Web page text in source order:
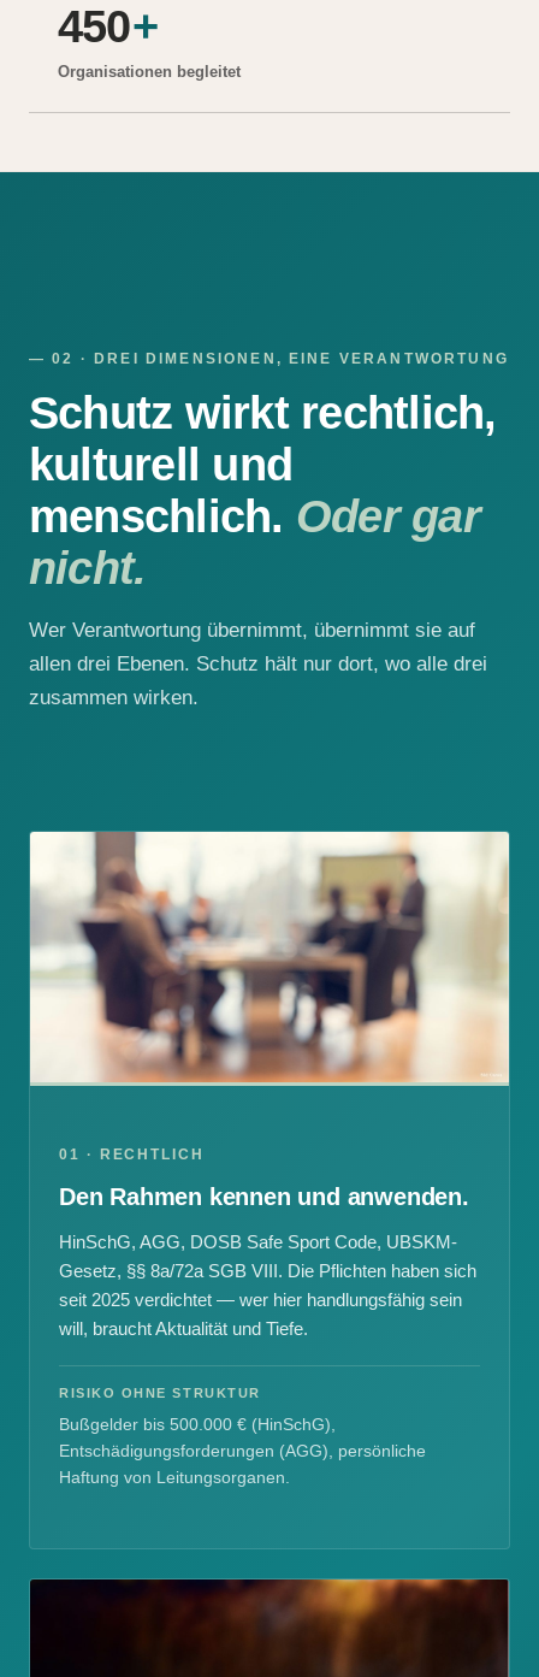
450+
Organisationen begleitet
— 02 · DREI DIMENSIONEN, EINE VERANTWORTUNG
Schutz wirkt rechtlich,
kulturell und
menschlich. Oder gar
nicht.
Wer Verantwortung übernimmt, übernimmt sie auf
allen drei Ebenen. Schutz hält nur dort, wo alle drei
zusammen wirken.
01 · RECHTLICH
Den Rahmen kennen und anwenden.
HinSchG, AGG, DOSB Safe Sport Code, UBSKM-
Gesetz, §§ 8a/72a SGB VIII. Die Pflichten haben sich
seit 2025 verdichtet — wer hier handlungsfähig sein
will, braucht Aktualität und Tiefe.
RISIKO OHNE STRUKTUR
Bußgelder bis 500.000 € (HinSchG),
Entschädigungsforderungen (AGG), persönliche
Haftung von Leitungsorganen.